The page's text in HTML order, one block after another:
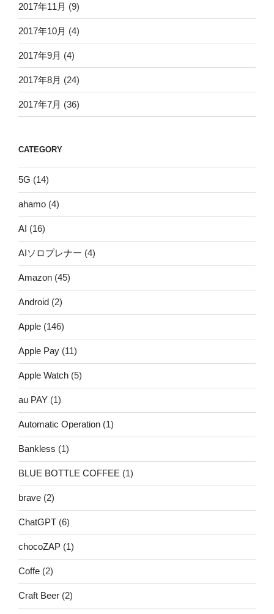
2017年11月 (9)
2017年10月 (4)
2017年9月 (4)
2017年8月 (24)
2017年7月 (36)
CATEGORY
5G (14)
ahamo (4)
AI (16)
AIソロプレナー (4)
Amazon (45)
Android (2)
Apple (146)
Apple Pay (11)
Apple Watch (5)
au PAY (1)
Automatic Operation (1)
Bankless (1)
BLUE BOTTLE COFFEE (1)
brave (2)
ChatGPT (6)
chocoZAP (1)
Coffe (2)
Craft Beer (2)